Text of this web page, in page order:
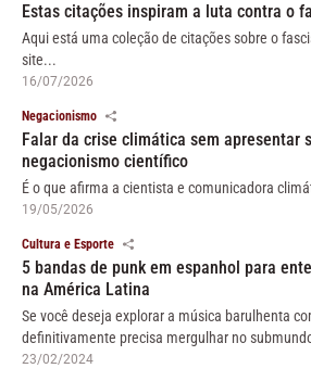
Estas citações inspiram a luta contra o
Aqui está uma coleção de citações sobre o
site...
16/07/2026
Negacionismo
Falar da crise climática sem apresentar
negacionismo científico
É o que afirma a cientista e comunicadora
19/05/2026
Cultura e Esporte
5 bandas de punk em espanhol para
na América Latina
Se você deseja explorar a música barulhenta
definitivamente precisa mergulhar no
23/02/2024